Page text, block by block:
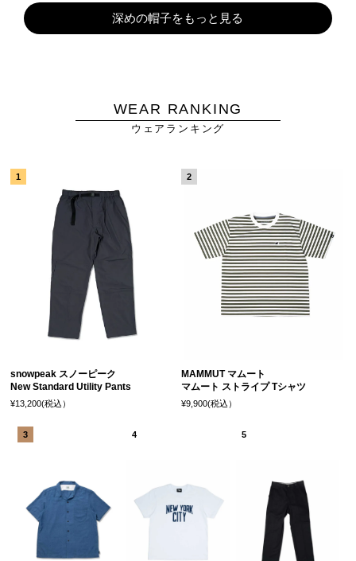
深めの帽子をもっと見る
WEAR RANKING
ウェアランキング
snowpeak スノーピーク
New Standard Utility Pants
¥13,200(税込）
MAMMUT マムート
マムート ストライプ Tシャツ
¥9,900(税込）